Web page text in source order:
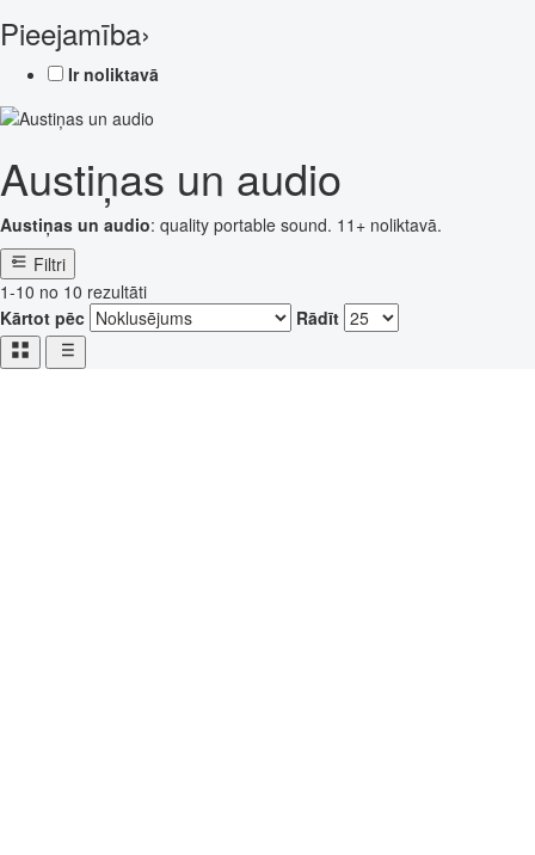
Pieejamība›
Ir noliktavā
Austiņas un audio
Austiņas un audio: quality portable sound. 11+ noliktavā.
Filtri
1-10 no 10 rezultāti
Kārtot pēc
Rādīt